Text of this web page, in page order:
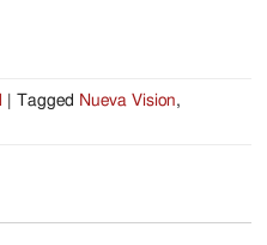
Tagged Nueva Vision,